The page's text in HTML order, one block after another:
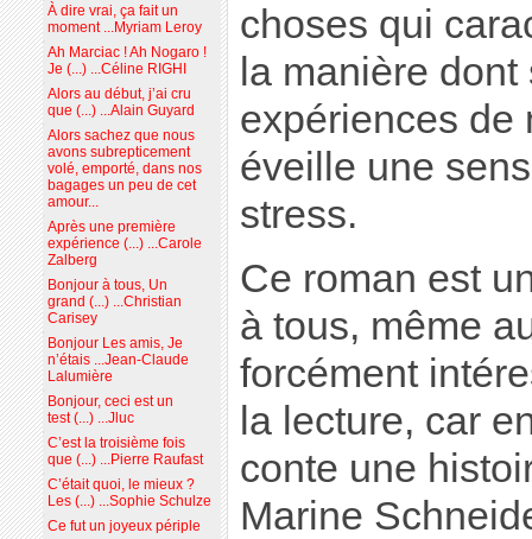
choses qui
la manière
expériences de
éveille une
stress.
Ce roman est
à tous, même
forcément
la lecture, car
conte une
Marine
À dire vrai, ça fait un
moment ...Myriam Leroy
Ah Marciac ! Ah Nogaro !
Je (...) ...Céline RIGHI
Alors au début, j’ai cru
que (...) ...Alain Guyard
Alors sachez que nous
avons subrepticement
volé, emporté, dans nos
bagages un peu de cet
amour...
Après une première
expérience (...) ...Carole
Zalberg
Bonjour à tous, Un
grand (...) ...Christian
Carisey
Bonjour Les amis, Je
n’étais ...Jean-Claude
Lalumière
Bonjour, ceci est un
test (...) ...Jluc
C’est la troisième fois
que (...) ...Pierre Raufast
C’était quoi, le mieux ?
Les (...) ...Sophie Schulze
Ce fut un joyeux périple